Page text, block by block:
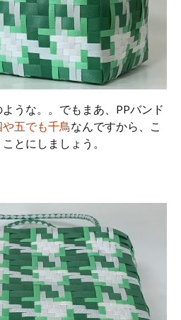
うな。。でもまあ、PPバンド
五でも千鳥なんですから、こ
とにしましょう。